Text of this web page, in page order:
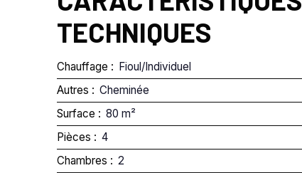
TECHNIQUES
Chauffage : Fioul/Individuel
Autres : Cheminée
Surface : 80 m²
Pièces : 4
Chambres : 2